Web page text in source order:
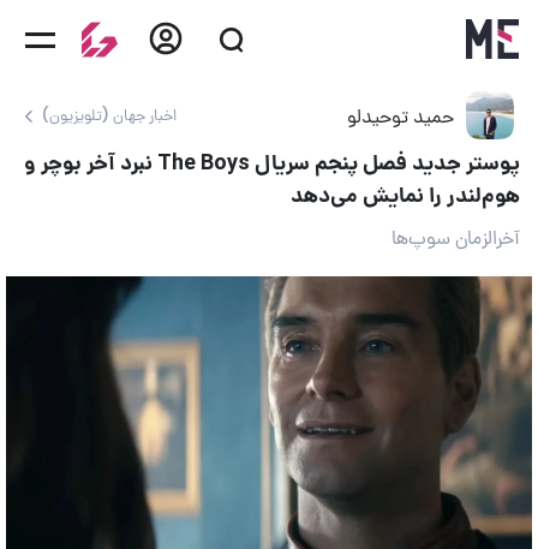
حمید توحیدلو اخبار جهان (تلویزیون)
پوستر جدید فصل پنجم سریال The Boys نبرد آخر بوچر و
هوم‌لندر را نمایش می‌دهد
آخرالزمان سوپ‌ها